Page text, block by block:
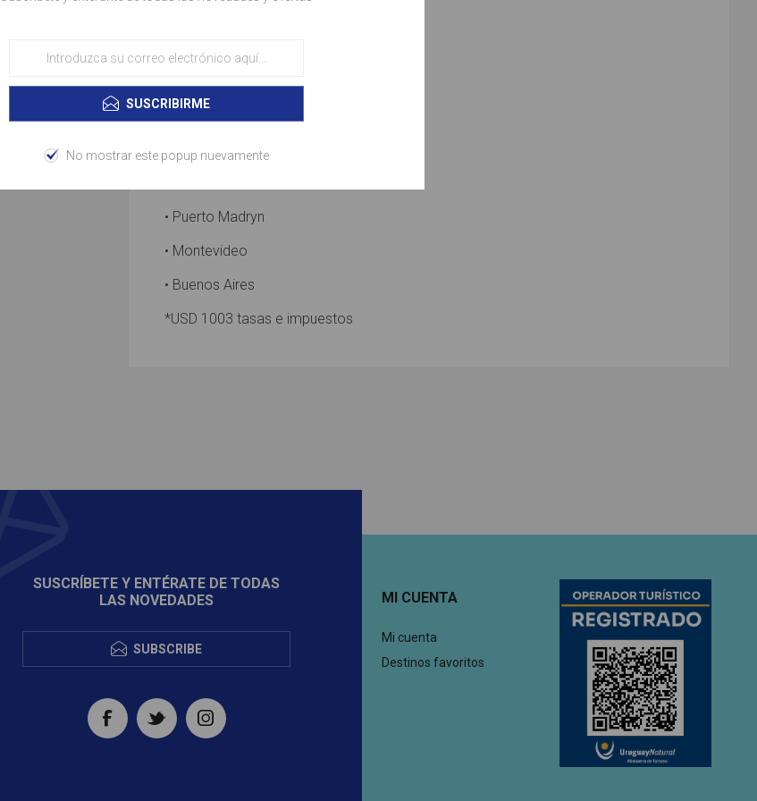
• Cabo de Hornos
• Puerto Madryn
• Montevideo
• Buenos Aires
*USD 1003 tasas e impuestos
SUSCRÍBETE Y ENTÉRATE DE TODAS
LAS NOVEDADES
SUBSCRIBE
MI CUENTA
Mi cuenta
Destinos favoritos
SUSCRIBIRME
No mostrar este popup nuevamente